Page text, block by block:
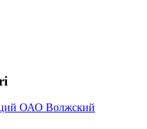
ОАО Волжский